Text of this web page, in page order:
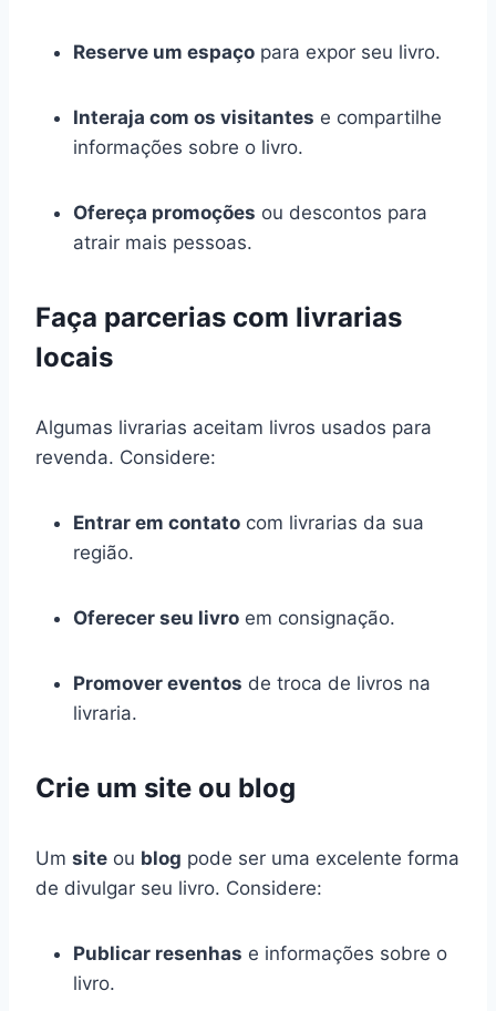
Reserve um espaço para expor seu livro.
Interaja com os visitantes e compartilhe
informações sobre o livro.
Ofereça promoções ou descontos para
atrair mais pessoas.
Faça parcerias com livrarias
locais
Algumas livrarias aceitam livros usados para
revenda. Considere:
Entrar em contato com livrarias da sua
região.
Oferecer seu livro em consignação.
Promover eventos de troca de livros na
livraria.
Crie um site ou blog
Um site ou blog pode ser uma excelente forma
de divulgar seu livro. Considere:
Publicar resenhas e informações sobre o
livro.